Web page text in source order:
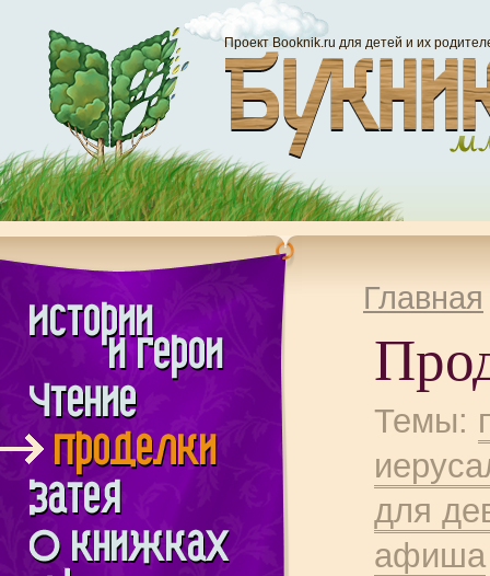
Проект Booknik.ru для детей и их
Главная
Темы:
для
афиша